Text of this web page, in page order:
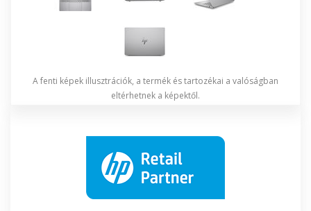
A fenti képek illusztrációk, a termék és tartozékai a valóságban
eltérhetnek a képektől.